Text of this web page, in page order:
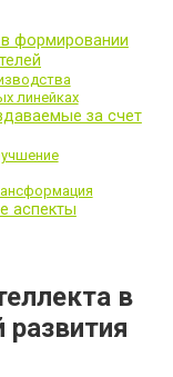
в формировании
линейках
за счет
аспекты
в
развития